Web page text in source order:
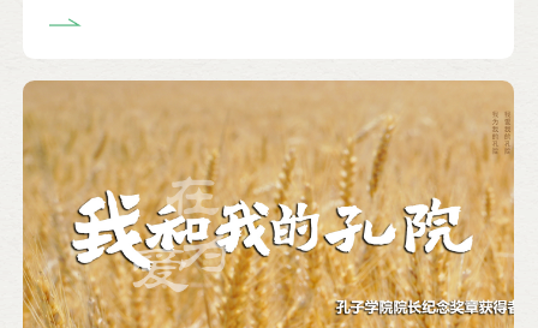
得的丰硕成果，离不开全体孔院人的努力和付
出。其中，孔子学院院长作为孔子学院的领头
人，对孔子学院的发展尤为关键。他们勤勤恳恳
地扎根在国际中文教育领域，默默奉献着自己全
部的教育热忱。为扬重教之帆，行感恩之舟，感
谢这些杰出的院长们对全球孔子学院事业的突出
贡献，基金会特向在院长岗位任职满10年、受到
中外方合作机构一致认可的院长们颁授孔子学院